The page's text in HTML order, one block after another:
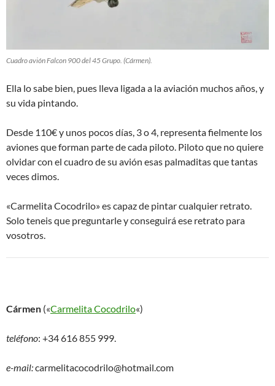
Cuadro avión Falcon 900 del 45 Grupo. (Cármen).
Ella lo sabe bien, pues lleva ligada a la aviación muchos años, y
su vida pintando.
Desde 110€ y unos pocos días, 3 o 4, representa fielmente los
aviones que forman parte de cada piloto. Piloto que no quiere
olvidar con el cuadro de su avión esas palmaditas que tantas
veces dimos.
«Carmelita Cocodrilo» es capaz de pintar cualquier retrato.
Solo teneis que preguntarle y conseguirá ese retrato para
vosotros.
Cármen («Carmelita Cocodrilo«)
teléfono: +34 616 855 999.
e-mail:carmelitacocodrilo@hotmail.com